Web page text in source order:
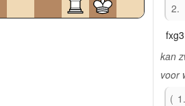
2.
fxg3
kan
voor